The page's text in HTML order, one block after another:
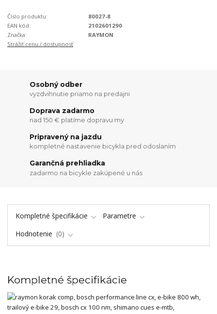
Číslo produktu:
80027-8
EAN kód:
2102601290
Značka:
RAYMON
Strážiť cenu / dostupnosť
Osobný odber
vyzdvihnutie priamo na predajni
Doprava zadarmo
nad 150 € platíme dopravu my
Pripravený na jazdu
kompletné nastavenie bicykla pred odoslaním
Garančná prehliadka
zadarmo na bicykle zakúpené u nás
Kompletné špecifikácie
Parametre
Hodnotenie
0
Kompletné špecifikácie